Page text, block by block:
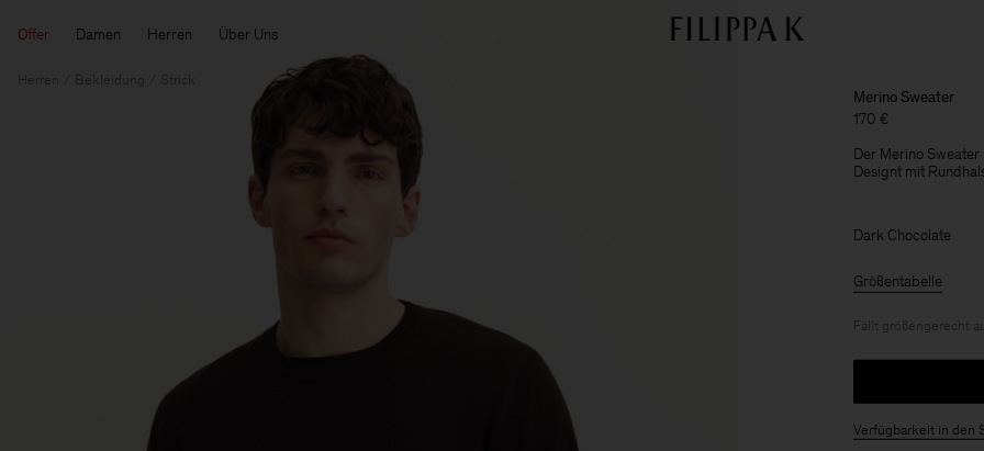
Offer Damen Herren Über Uns
Herren Bekleidung Strick
Merino Sweater
170 €
Der Merino
Designt mit
Dark Chocolate
Größentabelle
Fällt größengerecht
Verfügbarkeit in den